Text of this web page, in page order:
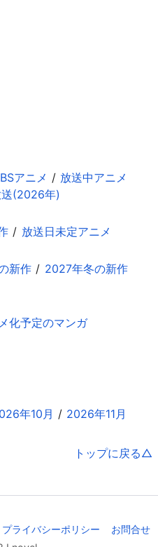
BSアニメ
放送中アニメ
(2026年)
放送日未定アニメ
新作
2027年冬の新作
化予定のマンガ
年10月
2026年11月
トップに戻る
プライバシーポリシー
お問合せ